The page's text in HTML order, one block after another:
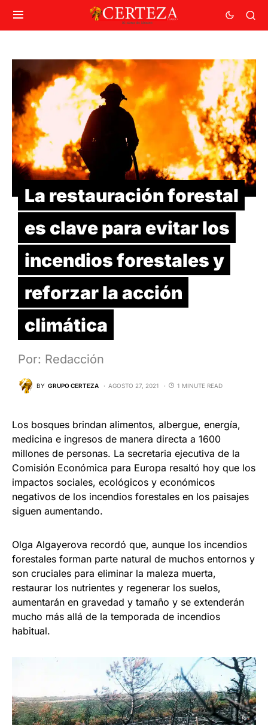
La restauración forestal
es clave para evitar los
incendios forestales y
reforzar la acción
climática
Por: Redacción
BY GRUPO CERTEZA AGOSTO 27, 2021 1 MINUTE READ
Los bosques brindan alimentos, albergue, energía,
medicina e ingresos de manera directa a 1600
millones de personas. La secretaria ejecutiva de la
Comisión Económica para Europa resaltó hoy que los
impactos sociales, ecológicos y económicos
negativos de los incendios forestales en los paisajes
siguen aumentando.
Olga Algayerova recordó que, aunque los incendios
forestales forman parte natural de muchos entornos y
son cruciales para eliminar la maleza muerta,
restaurar los nutrientes y regenerar los suelos,
aumentarán en gravedad y tamaño y se extenderán
mucho más allá de la temporada de incendios
habitual.